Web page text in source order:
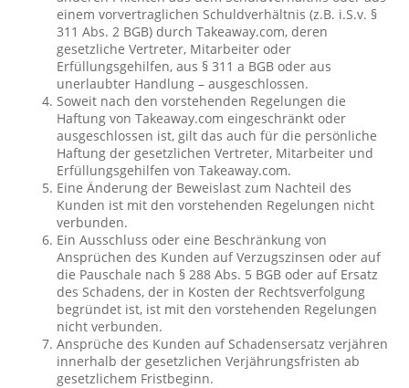
einem vorvertraglichen Schuldverhältnis (z.B. i.S.v. §
311 Abs. 2 BGB) durch Takeaway.com, deren
gesetzliche Vertreter, Mitarbeiter oder
Erfüllungsgehilfen, aus § 311 a BGB oder aus
unerlaubter Handlung – ausgeschlossen.
Soweit nach den vorstehenden Regelungen die
Haftung von Takeaway.com eingeschränkt oder
ausgeschlossen ist, gilt das auch für die persönliche
Haftung der gesetzlichen Vertreter, Mitarbeiter und
Erfüllungsgehilfen von Takeaway.com.
Eine Änderung der Beweislast zum Nachteil des
Kunden ist mit den vorstehenden Regelungen nicht
verbunden.
Ein Ausschluss oder eine Beschränkung von
Ansprüchen des Kunden auf Verzugszinsen oder auf
die Pauschale nach § 288 Abs. 5 BGB oder auf Ersatz
des Schadens, der in Kosten der Rechtsverfolgung
begründet ist, ist mit den vorstehenden Regelungen
nicht verbunden.
Ansprüche des Kunden auf Schadensersatz verjähren
innerhalb der gesetzlichen Verjährungsfristen ab
gesetzlichem Fristbeginn.